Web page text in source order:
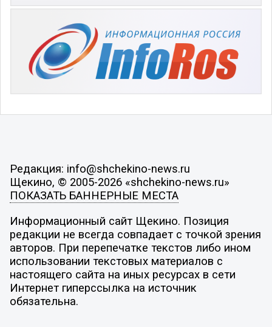
Редакция: info@shchekino-news.ru
Щекино, © 2005-2026 «shchekino-news.ru»
ПОКАЗАТЬ БАННЕРНЫЕ МЕСТА
Информационный сайт Щекино. Позиция
редакции не всегда совпадает с точкой зрения
авторов. При перепечатке текстов либо ином
использовании текстовых материалов с
настоящего сайта на иных ресурсах в сети
Интернет гиперссылка на источник
обязательна.